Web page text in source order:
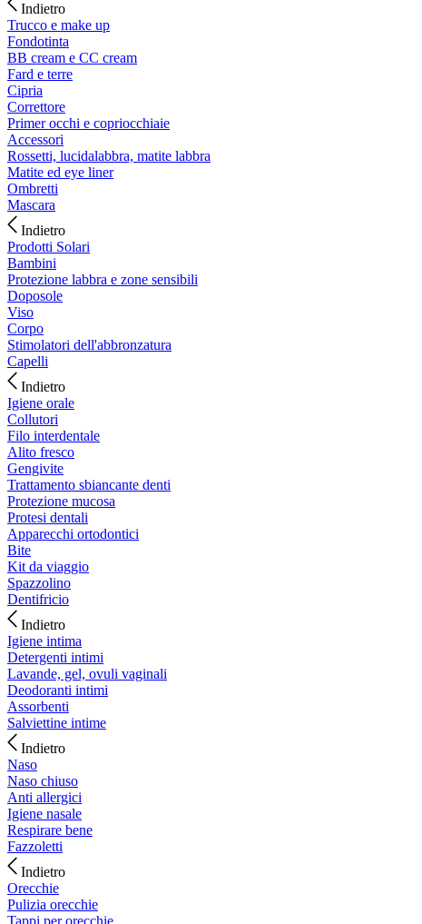
Indietro
Trucco e make up
Fondotinta
BB cream e CC cream
Fard e terre
Cipria
Correttore
Primer occhi e copriocchiaie
Accessori
Rossetti, lucidalabbra, matite labbra
Matite ed eye liner
Ombretti
Mascara
Indietro
Prodotti Solari
Bambini
Protezione labbra e zone sensibili
Doposole
Viso
Corpo
Stimolatori dell'abbronzatura
Capelli
Indietro
Igiene orale
Collutori
Filo interdentale
Alito fresco
Gengivite
Trattamento sbiancante denti
Protezione mucosa
Protesi dentali
Apparecchi ortodontici
Bite
Kit da viaggio
Spazzolino
Dentifricio
Indietro
Igiene intima
Detergenti intimi
Lavande, gel, ovuli vaginali
Deodoranti intimi
Assorbenti
Salviettine intime
Indietro
Naso
Naso chiuso
Anti allergici
Igiene nasale
Respirare bene
Fazzoletti
Indietro
Orecchie
Pulizia orecchie
Tappi per orecchie